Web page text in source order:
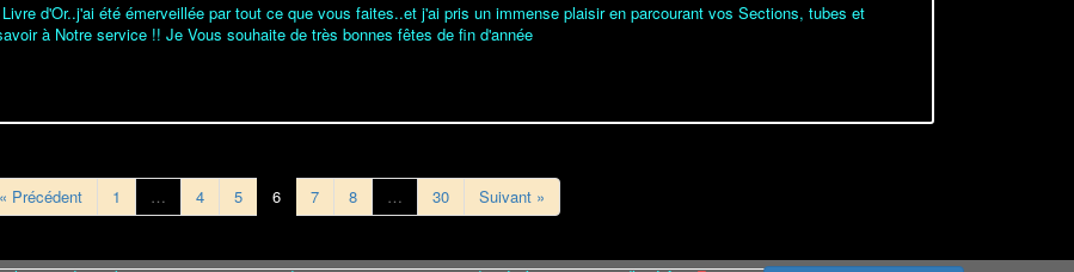
d'Or..j'ai été émerveillée par tout ce que vous faites..et j'ai pris un immense plaisir en parcourant vos Sections, tubes et
à Notre service !! Je Vous souhaite de très bonnes fêtes de fin d'année
« Précédent 1 … 4 5 6 7 8 … 30 Suivant »